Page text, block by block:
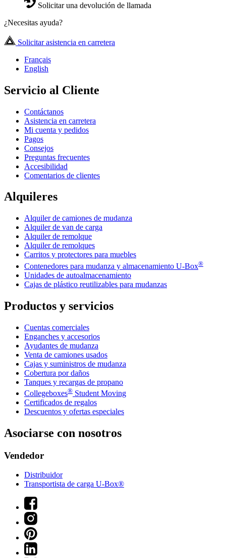
Solicitar una devolución de llamada
¿Necesitas ayuda?
Solicitar asistencia en carretera
Français
English
Servicio al Cliente
Contáctanos
Asistencia en carretera
Mi cuenta y pedidos
Pagos
Consejos
Preguntas frecuentes
Accesibilidad
Comentarios de clientes
Alquileres
Alquiler de camiones de mudanza
Alquiler de van de carga
Alquiler de remolque
Alquiler de remolques
Carritos y protectores para muebles
Contenedores para mudanza y almacenamiento U-Box®
Unidades de autoalmacenamiento
Cajas de plástico reutilizables para mudanzas
Productos y servicios
Cuentas comerciales
Enganches y accesorios
Ayudantes de mudanza
Venta de camiones usados
Cajas y suministros de mudanza
Cobertura por daños
Tanques y recargas de propano
Collegeboxes® Student Moving
Certificados de regalos
Descuentos y ofertas especiales
Asociarse con nosotros
Vendedor
Distribuidor
Transportista de carga U-Box®